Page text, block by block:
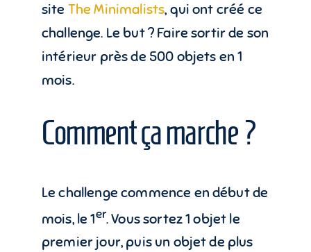
site The Minimalists, qui ont créé ce
challenge. Le but ? Faire sortir de son
intérieur près de 500 objets en 1
mois.
Comment ça marche ?
Le challenge commence en début de
mois, le 1er. Vous sortez 1 objet le
premier jour, puis un objet de plus